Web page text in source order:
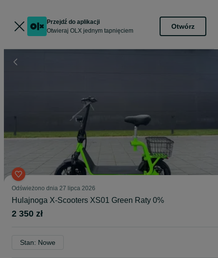
Przejdź do aplikacji
Otwieraj OLX jednym tapnięciem
Otwórz
Odświeżono dnia 27 lipca 2026
Hulajnoga X-Scooters XS01 Green Raty 0%
2 350 zł
Stan: Nowe